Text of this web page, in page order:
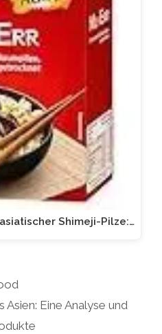
Shimeji-Pilze:…
Asien: Eine Analyse und